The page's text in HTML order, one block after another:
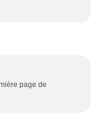
page de